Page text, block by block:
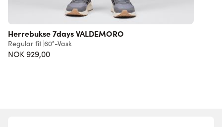
Herrebukse 7days VALDEMORO
Regular fit 60°-Vask
NOK 929,00